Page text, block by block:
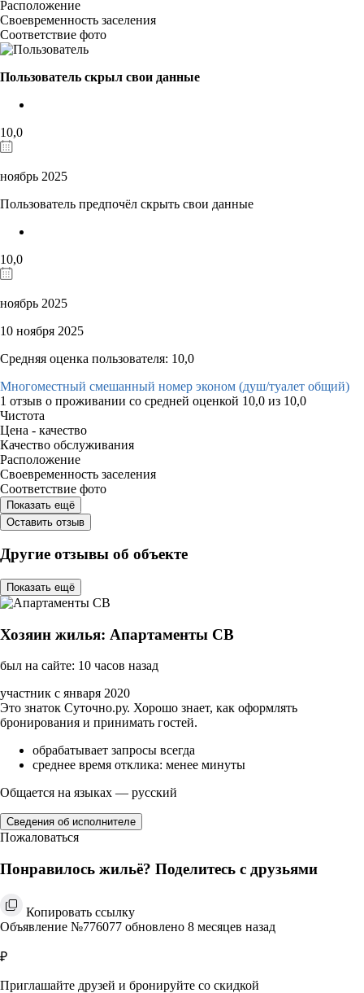
Расположение
Своевременность заселения
Соответствие фото
Пользователь скрыл свои данные
10,0
ноябрь 2025
Пользователь предпочёл скрыть свои данные
10,0
ноябрь 2025
10 ноября 2025
Средняя оценка пользователя: 10,0
Многоместный смешанный номер эконом (душ/туалет общий)
1 отзыв о проживании со средней оценкой 10,0 из 10,0
Чистота
Цена - качество
Качество обслуживания
Расположение
Своевременность заселения
Соответствие фото
Показать ещё
Оставить отзыв
Другие отзывы об объекте
Показать ещё
Хозяин жилья: Апартаменты СВ
был на сайте: 10 часов назад
участник с января 2020
Это знаток Суточно.ру. Хорошо знает, как оформлять
бронирования и принимать гостей.
обрабатывает запросы всегда
среднее время отклика: менее минуты
Общается на языках — русский
Сведения об исполнителе
Пожаловаться
Понравилось жильё? Поделитесь с друзьями
Копировать ссылку
Объявление №776077 обновлено 8 месяцев назад
₽
Приглашайте друзей и бронируйте со скидкой